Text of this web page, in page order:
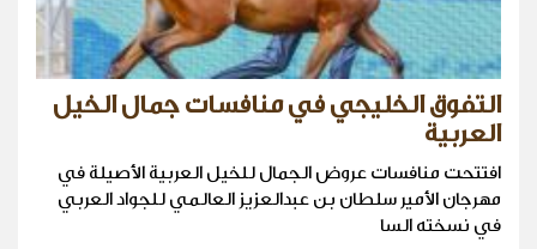
التفوق الخليجي في منافسات جمال الخيل
العربية
افتتحت منافسات عروض الجمال للخيل العربية الأصيلة في
مهرجان الأمير سلطان بن عبدالعزيز العالمي للجواد العربي
في نسخته السا